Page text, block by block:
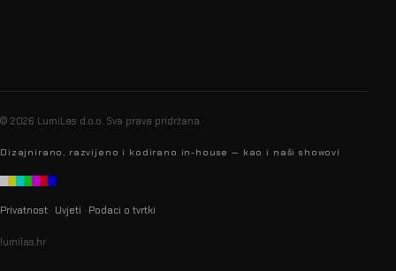
© 2026 LumiLas d.o.o. Sva prava pridržana.
Dizajnirano, razvijeno i kodirano in-house — kao i naši showovi
Privatnost · Uvjeti · Podaci o tvrtki
lumilas.hr